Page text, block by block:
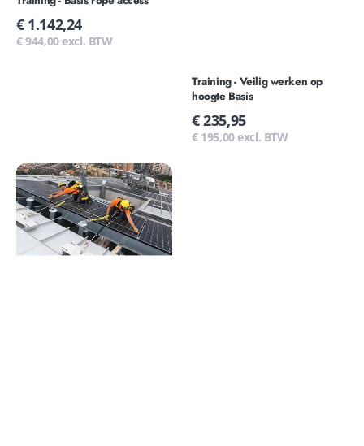
Normale
prijs
€ 1.142,24
€ 944,00 excl. BTW
Training - Veilig werken op
hoogte Basis
Normale
prijs
€ 235,95
€ 195,00 excl. BTW
Training
-
Veilig
werken
op
hoogte